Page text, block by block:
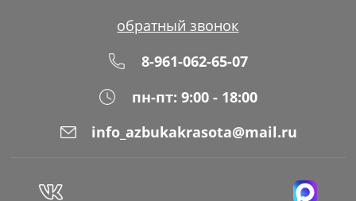
Макияж
Оплата
обратный звонок
8-961-062-65-07
пн-пт: 9:00 - 18:00
info_azbukakrasota@mail.ru